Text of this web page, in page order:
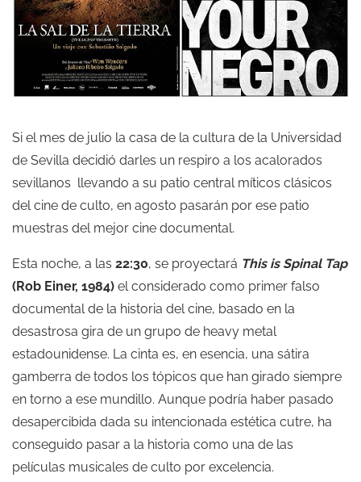
Si el mes de julio la casa de la cultura de la Universidad
de Sevilla decidió darles un respiro a los acalorados
sevillanos llevando a su patio central míticos clásicos
del cine de culto, en agosto pasarán por ese patio
muestras del mejor cine documental.
Esta noche, a las 22:30, se proyectará This is Spinal Tap
(Rob Einer, 1984) el considerado como primer falso
documental de la historia del cine, basado en la
desastrosa gira de un grupo de heavy metal
estadounidense. La cinta es, en esencia, una sátira
gamberra de todos los tópicos que han girado siempre
en torno a ese mundillo. Aunque podría haber pasado
desapercibida dada su intencionada estética cutre, ha
conseguido pasar a la historia como una de las
películas musicales de culto por excelencia.